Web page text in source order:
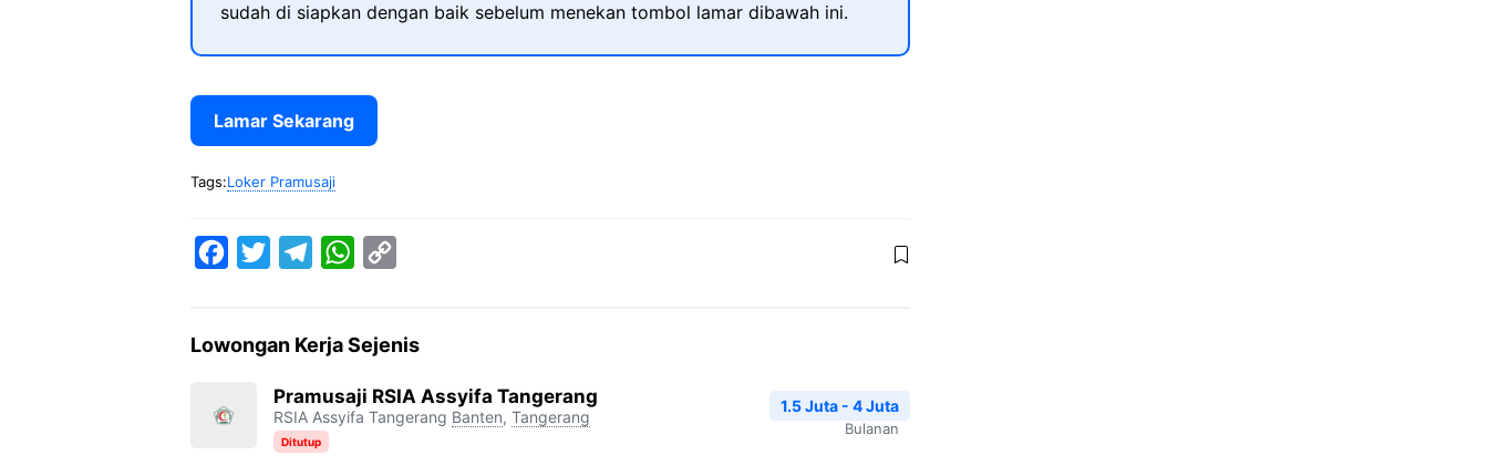
sudah di siapkan dengan baik sebelum menekan tombol lamar dibawah ini.
Lamar Sekarang
Tags:Loker Pramusaji
e
o
t
t
e
r
e
r
a
W
t
s
A
y
L
i
Lowongan Kerja Sejenis
Pramusaji RSIA Assyifa Tangerang
RSIA Assyifa Tangerang Banten, Tangerang
Ditutup
1.5 Juta - 4 Juta
Bulanan